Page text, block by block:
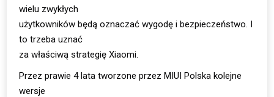
wielu zwykłych
użytkowników będą oznaczać wygodę i bezpieczeństwo. I
to trzeba uznać
za właściwą strategię Xiaomi.
Przez prawie 4 lata tworzone przez MIUI Polska kolejne
wersje